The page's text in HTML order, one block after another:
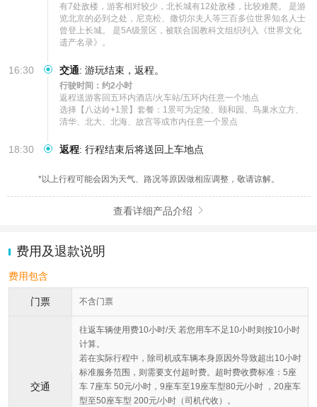
有7处敌楼，游客相对较少，北长城有12处敌楼，比较难爬。 是游
览北京的必到之处，尼克松、撒切尔夫人等三百多位世界知名人士
曾登上长城。 是5A级景区，被联合国教科文组织列入《世界文化
遗产名录》。
16:30 交通: 游玩结束，返程。
行驶时间：约2小时
返程送游客回五环内酒店/火车站/五环内任意一个地点
选择【八达岭+1景】套餐：1景可为定陵、颐和园、鸟巢水立方、
清华、北大、北海、故宫等或市内任意一个景点
18:30 返程: 行程结束后将送回上车地点
*以上行程可能会因为天气、路况等原因做相应调整，敬请谅解。
查看详细产品介绍 
费用及退款说明
费用包含
门票 不含门票
交通
往返车辆使用费10小时/天 若您用车不足10小时则按10小时
计算。
若在实际行程中，除司机或车辆本身原因外导致超出10小时
标准服务范围，则需要支付超时费。超时费收费标准：5座
车 7座车 50元/小时，9座车至19座车型80元/小时 ，20座车
型至50座车型 200元/小时（司机代收）。